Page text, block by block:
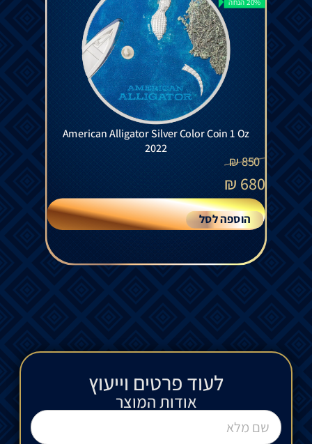
20% הנחה
American Alligator Silver Color Coin 1 Oz
2022
850
₪
680
₪
הוספה לסל
לעוד פרטים וייעוץ​
אודות המוצר